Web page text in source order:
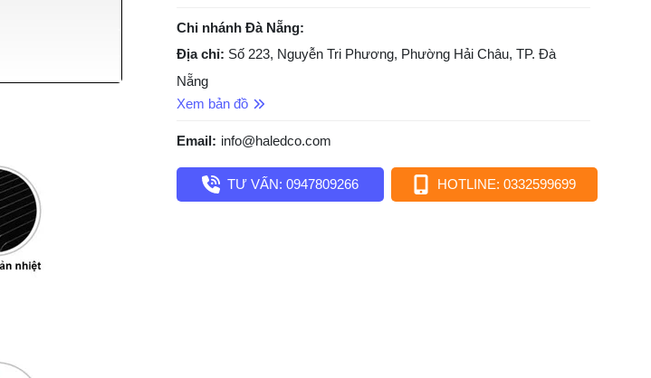
Chi nhánh Đà Nẵng:
Địa chỉ: Số 223, Nguyễn Tri Phương, Phường Hải Châu, TP. Đà
Nẵng
Xem bản đồ
Email: info@haledco.com
TƯ VẤN: 0947809266 HOTLINE: 0332599699